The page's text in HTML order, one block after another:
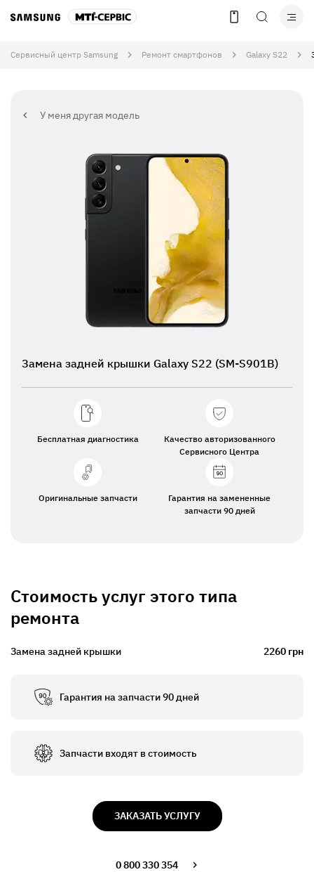
Сервисный центр Samsung Ремонт смартфонов Galaxy S22
У меня другая модель
Замена задней крышки Galaxy S22 (SM-S901B)
Бесплатная диагностика
Качество авторизованного
Сервисного Центра
Оригинальные запчасти
Гарантия на замененные
запчасти 90 дней
Стоимость услуг этого типа
ремонта
Замена задней крышки 2260 грн
Гарантия на запчасти 90 дней
Запчасти входят в стоимость
ЗАКАЗАТЬ УСЛУГУ
0 800 330 354